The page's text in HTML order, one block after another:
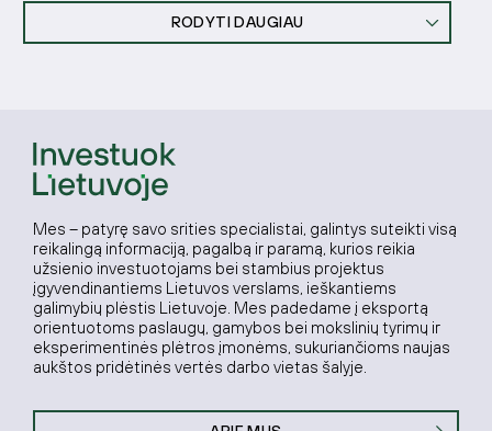
RODYTI DAUGIAU
Mes – patyrę savo srities specialistai, galintys suteikti visą
reikalingą informaciją, pagalbą ir paramą, kurios reikia
užsienio investuotojams bei stambius projektus
įgyvendinantiems Lietuvos verslams, ieškantiems
galimybių plėstis Lietuvoje. Mes padedame į eksportą
orientuotoms paslaugų, gamybos bei mokslinių tyrimų ir
eksperimentinės plėtros įmonėms, sukuriančioms naujas
aukštos pridėtinės vertės darbo vietas šalyje.